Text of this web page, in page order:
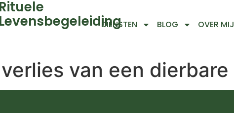
Rituele
Levensbegeleiding
DIENSTEN BLOG OVER MIJ
van een dierbare